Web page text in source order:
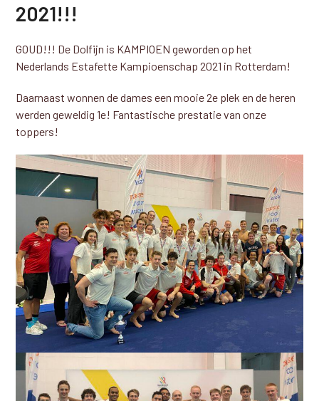
2021!!!
GOUD!!! De Dolfijn is KAMPIOEN geworden op het
Nederlands Estafette Kampioenschap 2021 in Rotterdam!
Daarnaast wonnen de dames een mooie 2e plek en de heren
werden geweldig 1e! Fantastische prestatie van onze
toppers!